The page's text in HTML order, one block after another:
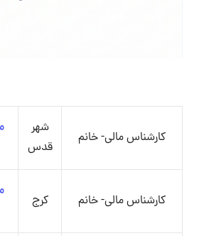
کارشناس مالی- خانم
شهر
قدس
کارشناس مالی- خانم کرج